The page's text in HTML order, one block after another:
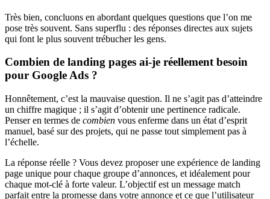
Très bien, concluons en abordant quelques questions que l’on me
pose très souvent. Sans superflu : des réponses directes aux sujets
qui font le plus souvent trébucher les gens.
Combien de landing pages ai-je réellement besoin
pour Google Ads ?
Honnêtement, c’est la mauvaise question. Il ne s’agit pas d’atteindre
un chiffre magique ; il s’agit d’obtenir une pertinence radicale.
Penser en termes de combien vous enferme dans un état d’esprit
manuel, basé sur des projets, qui ne passe tout simplement pas à
l’échelle.
La réponse réelle ? Vous devez proposer une expérience de landing
page unique pour chaque groupe d’annonces, et idéalement pour
chaque mot-clé à forte valeur. L’objectif est un message match
parfait entre la promesse dans votre annonce et ce que l’utilisateur